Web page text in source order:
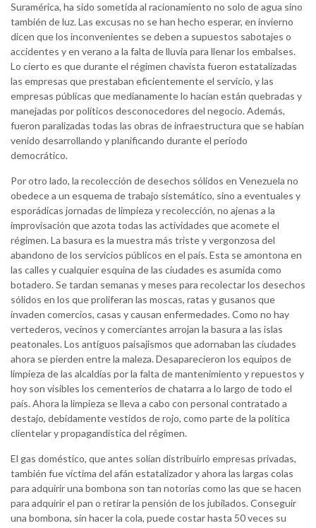
Suramérica, ha sido sometida al racionamiento no solo de agua sino
también de luz. Las excusas no se han hecho esperar, en invierno
dicen que los inconvenientes se deben a supuestos sabotajes o
accidentes y en verano a la falta de lluvia para llenar los embalses.
Lo cierto es que durante el régimen chavista fueron estatalizadas
las empresas que prestaban eficientemente el servicio, y las
empresas públicas que medianamente lo hacían están quebradas y
manejadas por políticos desconocedores del negocio. Además,
fueron paralizadas todas las obras de infraestructura que se habían
venido desarrollando y planificando durante el período
democrático.
Por otro lado, la recolección de desechos sólidos en Venezuela no
obedece a un esquema de trabajo sistemático, sino a eventuales y
esporádicas jornadas de limpieza y recolección, no ajenas a la
improvisación que azota todas las actividades que acomete el
régimen. La basura es la muestra más triste y vergonzosa del
abandono de los servicios públicos en el país. Esta se amontona en
las calles y cualquier esquina de las ciudades es asumida como
botadero. Se tardan semanas y meses para recolectar los desechos
sólidos en los que proliferan las moscas, ratas y gusanos que
invaden comercios, casas y causan enfermedades. Como no hay
vertederos, vecinos y comerciantes arrojan la basura a las islas
peatonales. Los antiguos paisajismos que adornaban las ciudades
ahora se pierden entre la maleza. Desaparecieron los equipos de
limpieza de las alcaldías por la falta de mantenimiento y repuestos y
hoy son visibles los cementerios de chatarra a lo largo de todo el
país. Ahora la limpieza se lleva a cabo con personal contratado a
destajo, debidamente vestidos de rojo, como parte de la política
clientelar y propagandística del régimen.
El gas doméstico, que antes solían distribuirlo empresas privadas,
también fue víctima del afán estatalizador y ahora las largas colas
para adquirir una bombona son tan notorias como las que se hacen
para adquirir el pan o retirar la pensión de los jubilados. Conseguir
una bombona, sin hacer la cola, puede costar hasta 50 veces su